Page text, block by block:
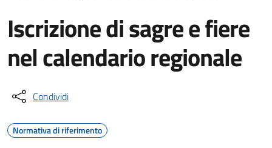
Iscrizione di sagre e fiere
nel calendario regionale
Condividi
Normativa di riferimento